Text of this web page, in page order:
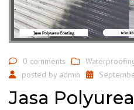
0 comments
posted by admin
Jasa